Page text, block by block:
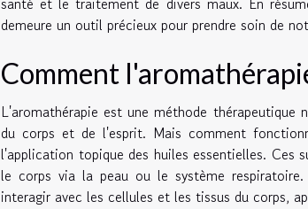
demeure un outil précieux pour prendre soin de
Comment
L'aromathérapie est une méthode
du corps et de l'esprit. Mais comment
l'application topique des huiles essentielles. Ces
le corps via la peau ou le système
interagir avec les cellules et les tissus du corps,